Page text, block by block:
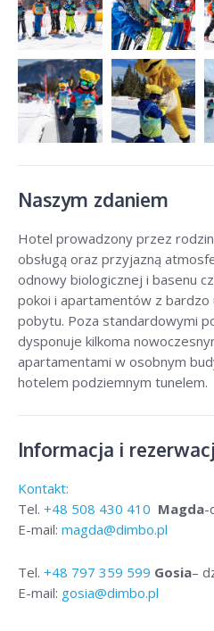
Naszym zdaniem
Hotel prowadzony przez
obsługą oraz przyjazną
odnowy biologicznej i basenu
pokoi i apartamentów z
pobytu. Poza standardowymi
dysponuje kilkoma
apartamentami w osobnym
hotelem podziemnym tunelem.
Informacja i
Kontakt:
Tel. +48 508 430 410 Magda-
E-mail: magda@dimbo.pl
Tel. +48 797 359 599 Gosia–
E-mail: gosia@dimbo.pl